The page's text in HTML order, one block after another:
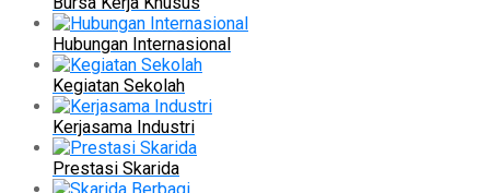
Hubungan Internasional
Kegiatan Sekolah
Kerjasama Industri
Prestasi Skarida